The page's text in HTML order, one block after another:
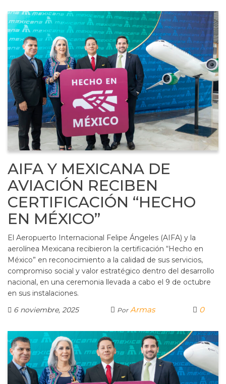
AIFA Y MEXICANA DE
AVIACIÓN RECIBEN
CERTIFICACIÓN “HECHO
EN MÉXICO”
El Aeropuerto Internacional Felipe Ángeles (AIFA) y la
aerolínea Mexicana recibieron la certificación “Hecho en
México” en reconocimiento a la calidad de sus servicios,
compromiso social y valor estratégico dentro del desarrollo
nacional, en una ceremonia llevada a cabo el 9 de octubre
en sus instalaciones.
6 noviembre, 2025
Por Armas 0